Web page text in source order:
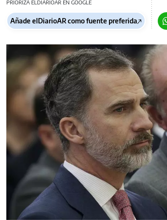
PRIORIZA ELDIARIOAR EN GOOGLE
Añade elDiarioAR como fuente preferida